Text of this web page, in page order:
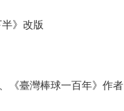
》改版
《臺灣棒球一百年》作者